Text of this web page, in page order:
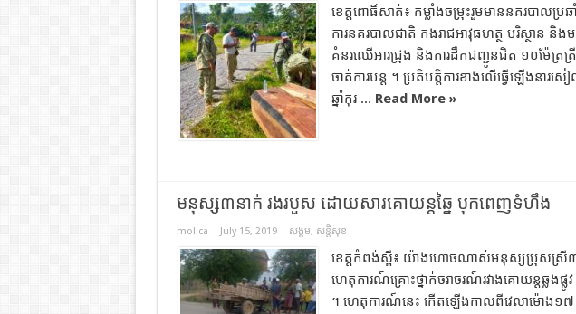
ខេត្តពោធិ៍សាត់៖ កម្លាំងចម្រុះរួមមាននគរបាលប្រឆ
ការនគរបាលជាតិ កងរាជអាវុធហត្ថ បរិស្ថាន និងម
គំនរឈើអារជ្រុង និងការដឹកជញ្ជូនជិត ១០ម៉ែ
ចាត់ការបន្ត ។ ប្រតិបត្តិការខាងលើធ្វើឡើងនា
ឆ្នាំកុរ ... Read More »
មនុស្ស៣នាក់ រងរបួស ដោយសារគោយន្តឆ្នៃ បុកពេញទំហឹង
molica July 15, 2019 សង្គម, សន្តិសុខ
ខេត្តកំពង់ស្ពឺ៖ យ៉ាងហោចណាស់មនុស្សប្រុសស្រី៣
ហេតុការណ៍គ្រោះថ្នាក់ចរាចរណ៍រវាងគោយន្តឆ្លង
។ ហេតុការណ៍នេះ កើតឡើងកាលពីវេលាម៉ោង១៧